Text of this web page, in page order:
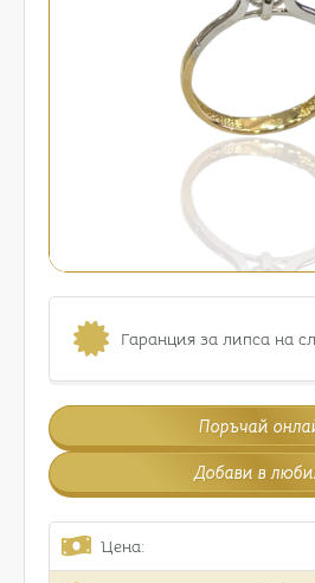
Гаранция за липса на
Поръчай
Добави в
Цена: